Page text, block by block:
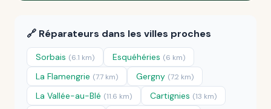
🔗 Réparateurs dans les villes proches
Sorbais (6.1 km) Esquéhéries (6 km)
La Flamengrie (7.7 km) Gergny (7.2 km)
La Vallée-au-Blé (11.6 km) Cartignies (13 km)